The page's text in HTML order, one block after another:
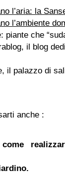
l’aria: la
l’ambiente
piante che
il blog
il palazzo di
anche :
come